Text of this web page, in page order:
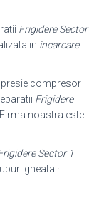
Frigidere Sector
in incarcare
compresor
Frigidere
noastra este
Sector 1
gheata ·